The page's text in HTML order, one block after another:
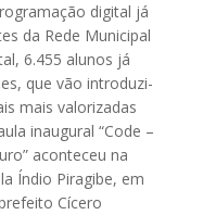
digital já
da Rede Municipal
6.455 alunos já
que vão introduzi-
mais valorizadas
inaugural “Code –
aconteceu na
Índio Piragibe, em
Cícero